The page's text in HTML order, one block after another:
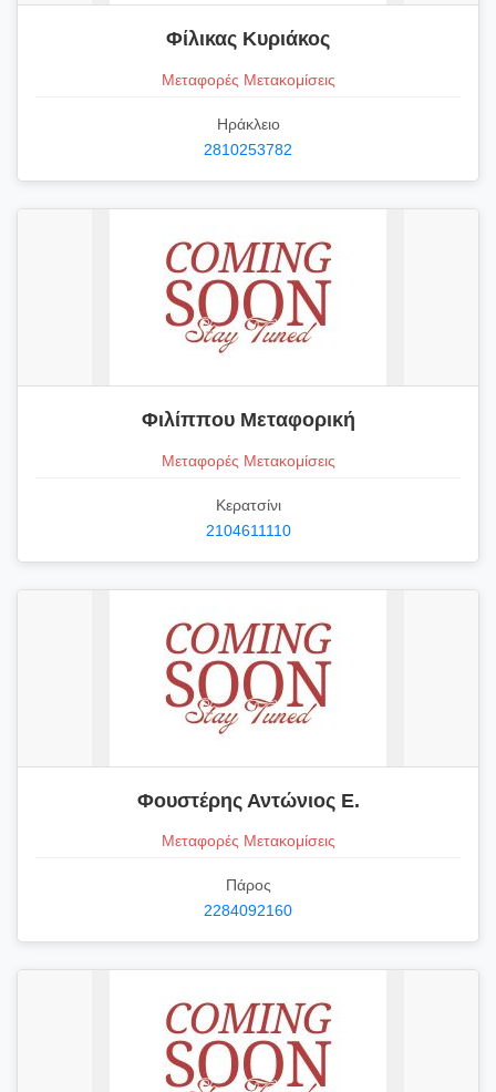
Φίλικας Κυριάκος
Μεταφορές Μετακομίσεις
Ηράκλειο
2810253782
Φιλίππου Μεταφορική
Μεταφορές Μετακομίσεις
Κερατσίνι
2104611110
Φουστέρης Αντώνιος Ε.
Μεταφορές Μετακομίσεις
Πάρος
2284092160